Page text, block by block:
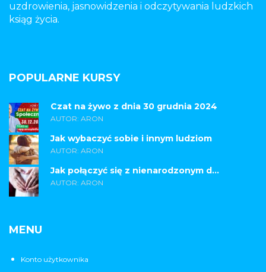
uzdrowienia, jasnowidzenia i odczytywania ludzkich
ksiąg życia.
POPULARNE KURSY
Czat na żywo z dnia 30 grudnia 2024
AUTOR: ARON
Jak wybaczyć sobie i innym ludziom
AUTOR: ARON
Jak połączyć się z nienarodzonym d...
AUTOR: ARON
MENU
Konto użytkownika